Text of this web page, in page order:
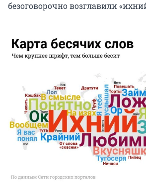
безоговорочно возглавили